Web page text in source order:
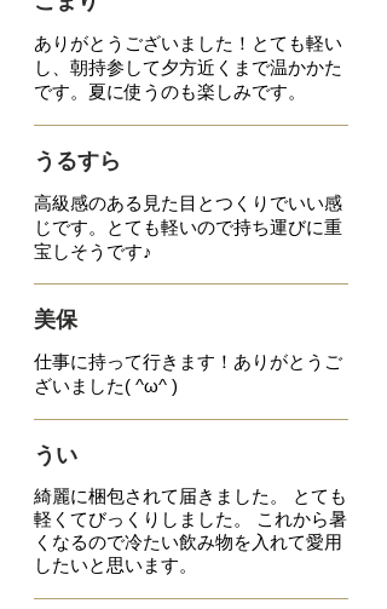
ありがとうございました！ とても軽い
し、朝持参して夕方近くまで温かかた
です。夏に使うのも楽しみです。
うるすら
高級感のある見た目とつくりでいい感
じです。とても軽いので持ち運びに重
宝しそうです♪
美保
仕事に持って行きます！ ありがとうご
ざいました( ^ω^ )
うい
綺麗に梱包されて届きました。 とても
軽くてびっくりしました。 これから暑
くなるので冷たい飲み物を入れて愛用
したいと思います。